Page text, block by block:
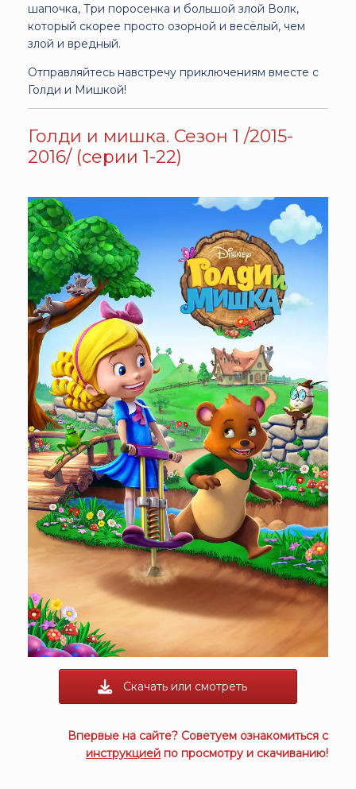
шапочка, Три поросенка и большой злой Волк,
который скорее просто озорной и весёлый, чем
злой и вредный.
Отправляйтесь навстречу приключениям вместе с
Голди и Мишкой!
Голди и мишка. Сезон 1 /2015-
2016/ (серии 1-22)
Скачать или смотреть
Впервые на сайте? Советуем ознакомиться с
инструкцией по просмотру и скачиванию!